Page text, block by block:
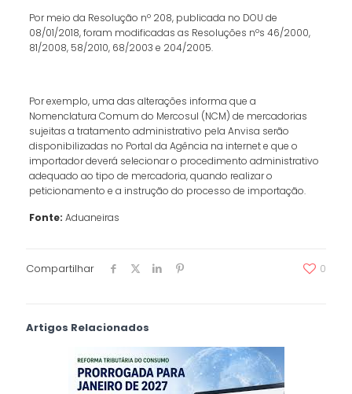
Por meio da Resolução nº 208, publicada no DOU de
08/01/2018, foram modificadas as Resoluções nºs 46/2000,
81/2008, 58/2010, 68/2003 e 204/2005.
Por exemplo, uma das alterações informa que a
Nomenclatura Comum do Mercosul (NCM) de mercadorias
sujeitas a tratamento administrativo pela Anvisa serão
disponibilizadas no Portal da Agência na internet e que o
importador deverá selecionar o procedimento administrativo
adequado ao tipo de mercadoria, quando realizar o
peticionamento e a instrução do processo de importação.
Fonte: Aduaneiras
Compartilhar 0
Artigos Relacionados